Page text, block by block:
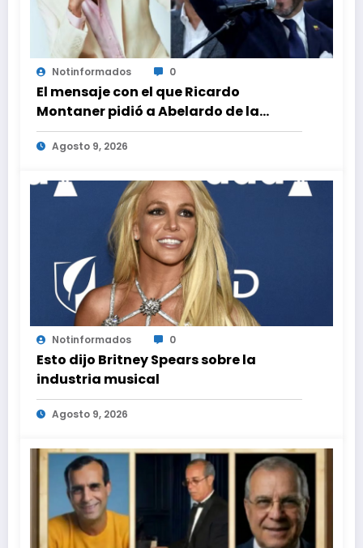
Notinformados 0
El mensaje con el que Ricardo
Montaner pidió a Abelardo de la
Espriella ayudar a Venezuela
Agosto 9, 2026
Notinformados 0
Esto dijo Britney Spears sobre la
industria musical
Agosto 9, 2026